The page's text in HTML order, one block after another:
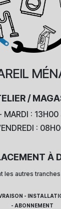
/
MARDI :
:
À
les autres
-
- ABONNEMENT